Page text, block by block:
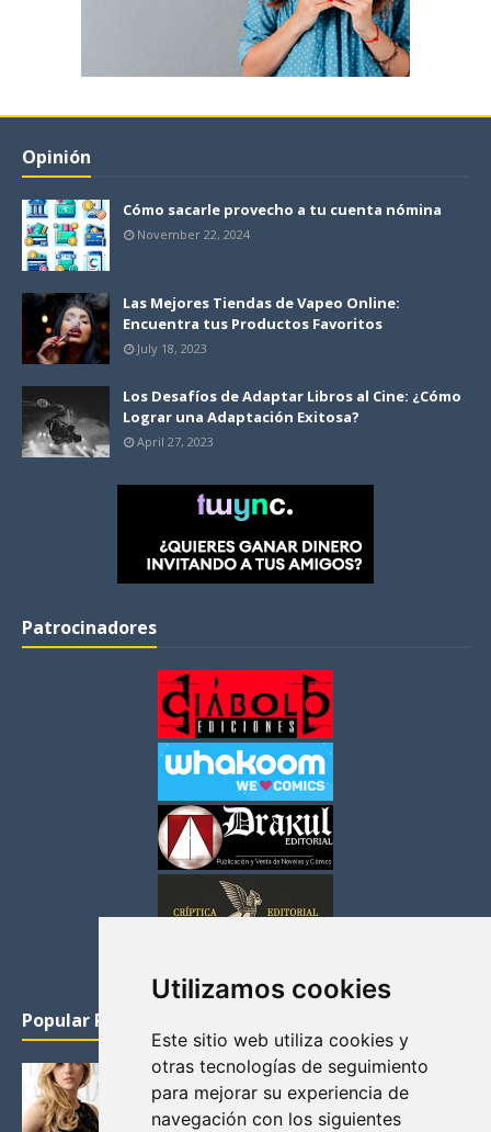
Utilizamos cookies
Este sitio web utiliza cookies y
otras tecnologías de seguimiento
para mejorar su experiencia de
navegación con los siguientes
Opinión
Cómo sacarle provecho a tu cuenta nómina
November 22, 2024
Las Mejores Tiendas de Vapeo Online:
Encuentra tus Productos Favoritos
July 18, 2023
Los Desafíos de Adaptar Libros al Cine: ¿Cómo
Lograr una Adaptación Exitosa?
April 27, 2023
Patrocinadores
Popular Posts
KATHERYN WINNICK: LA ACTRIZ MAS GUAPA DE
VIKINGOS
Junio 14, 2013